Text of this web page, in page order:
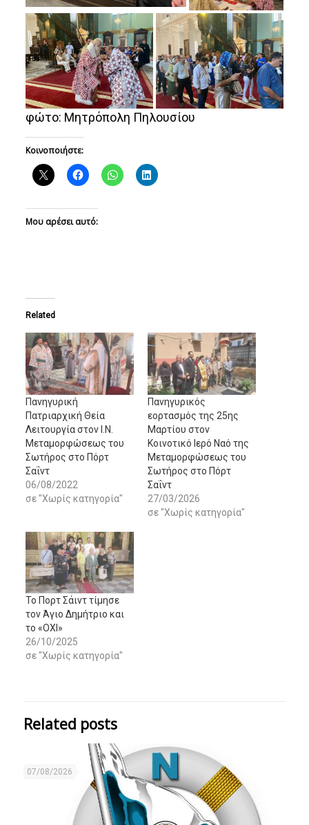
φώτο: Μητρόπολη Πηλουσίου
Κοινοποιήστε:
Μου αρέσει αυτό:
Related
Πανηγυρική
Πατριαρχική Θεία
Λειτουργία στον Ι.Ν.
Μεταμορφώσεως του
Σωτήρος στο Πόρτ
Σαΐντ
06/08/2022
σε "Χωρίς κατηγορία"
Πανηγυρικός
εορτασμός της 25ης
Μαρτίου στον
Κοινοτικό Ιερό Ναό της
Μεταμορφώσεως του
Σωτήρος στο Πόρτ
Σαΐντ
27/03/2026
σε "Χωρίς κατηγορία"
Το Πορτ Σάιντ τίμησε
τον Άγιο Δημήτριο και
το «ΟΧΙ»
26/10/2025
σε "Χωρίς κατηγορία"
Related posts
07/08/2026